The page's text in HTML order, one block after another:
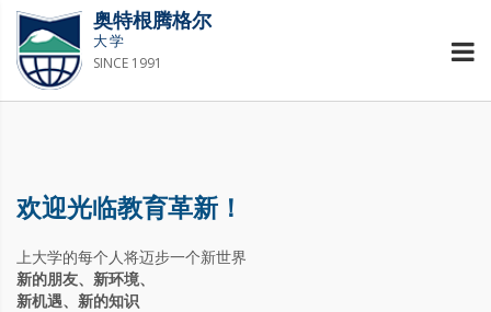
奥特根腾格尔
大学
SINCE 1991
欢迎光临教育革新！
上大学的每个人将迈步一个新世界
新的朋友、新环境、
新机遇、新的知识